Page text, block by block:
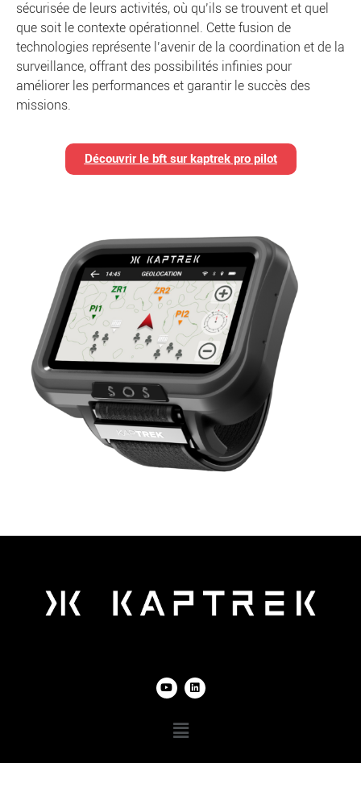
sécurisée de leurs activités, où qu’ils se trouvent et quel
que soit le contexte opérationnel. Cette fusion de
technologies représente l’avenir de la coordination et de la
surveillance, offrant des possibilités infinies pour
améliorer les performances et garantir le succès des
missions.
Découvrir le bft sur kaptrek pro pilot